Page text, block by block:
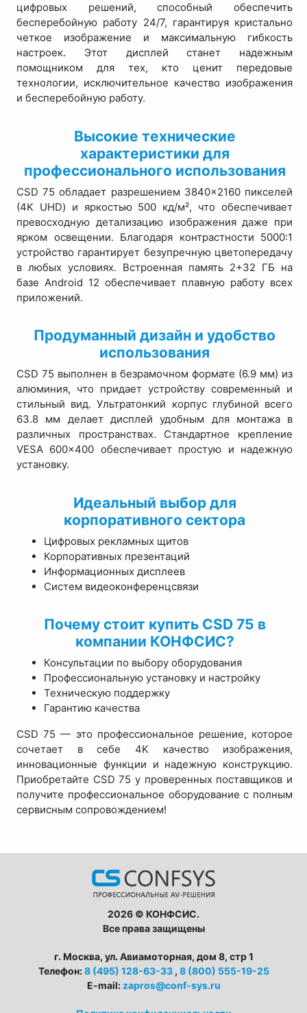
цифровых решений, способный обеспечить
бесперебойную работу 24/7, гарантируя кристально
четкое изображение и максимальную гибкость
настроек. Этот дисплей станет надежным
помощником для тех, кто ценит передовые
технологии, исключительное качество изображения
и бесперебойную работу.
Высокие технические
характеристики для
профессионального использования
CSD 75 обладает разрешением 3840×2160 пикселей
(4K UHD) и яркостью 500 кд/м², что обеспечивает
превосходную детализацию изображения даже при
ярком освещении. Благодаря контрастности 5000:1
устройство гарантирует безупречную цветопередачу
в любых условиях. Встроенная память 2+32 ГБ на
базе Android 12 обеспечивает плавную работу всех
приложений.
Продуманный дизайн и удобство
использования
CSD 75 выполнен в безрамочном формате (6.9 мм) из
алюминия, что придает устройству современный и
стильный вид. Ультратонкий корпус глубиной всего
63.8 мм делает дисплей удобным для монтажа в
различных пространствах. Стандартное крепление
VESA 600×400 обеспечивает простую и надежную
установку.
Идеальный выбор для
корпоративного сектора
Цифровых рекламных щитов
Корпоративных презентаций
Информационных дисплеев
Систем видеоконференцсвязи
Почему стоит купить CSD 75 в
компании КОНФСИС?
Консультации по выбору оборудования
Профессиональную установку и настройку
Техническую поддержку
Гарантию качества
CSD 75 — это профессиональное решение, которое
сочетает в себе 4K качество изображения,
инновационные функции и надежную конструкцию.
Приобретайте CSD 75 у проверенных поставщиков и
получите профессиональное оборудование с полным
сервисным сопровождением!
2026 © КОНФСИС.
Все права защищены
г. Москва, ул. Авиамоторная, дом 8, стр 1
Телефон:8 (495) 128-63-33 , 8 (800) 555-19-25
E-mail: zapros@conf-sys.ru